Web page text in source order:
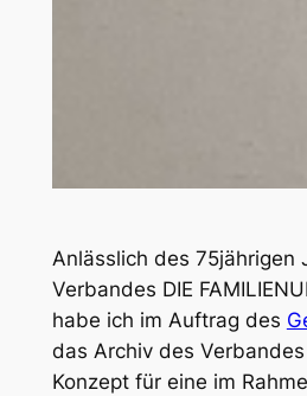
Anlässlich des 75jährigen
Verbandes DIE
habe ich im Auftrag des
das Archiv des
Konzept für eine im